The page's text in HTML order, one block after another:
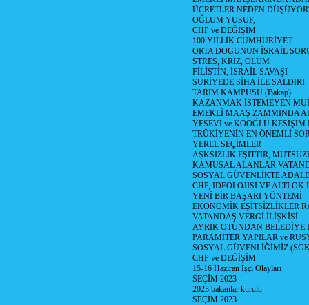
ÜCRETLER NEDEN
OĞLUM YUSUF,
CHP ve DEĞİŞİM
100 YILLIK CUMHURİYET
ORTA DOGUNUN İSRAİL
STRES, KRİZ, ÖLÜM
FİLİSTİN, İSRAİL SAVAŞI
SURİYEDE SİHA İLE SALDIRI
TARIM KAMPÜSÜ (Bakap)
KAZANMAK İSTEMEYEN
EMEKLİ MAAŞ ZAMMINDA
YESEVİ ve KÖOĞLU
TRÜKİYENİN EN ÖNEMLİ
YEREL SEÇİMLER
AŞKSIZLIK EŞİTTİR,
KAMUSAL ALANLAR
SOSYAL GÜVENLİKTE
CHP, İDEOLOJİSİ VE ALTI OK
YENİ BİR BAŞARI YÖNTEMİ
EKONOMİK EŞİTSİZLİKLER
VATANDAŞ VERGİ İLİŞKİSİ
AYRIK OTUNDAN
PARAMİTER YAPILAR ve
SOSYAL GÜVENLİĞİMİZ
CHP ve DEĞİŞİM
15-16 Haziran İşçi Olayları
SEÇİM 2023
2023 bakanlar kurulu
SEÇİM 2023